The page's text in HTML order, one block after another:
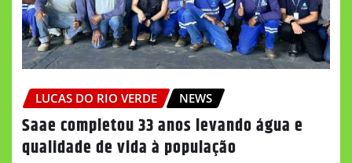
LUCAS DO RIO VERDE NEWS
Saae completou 33 anos levando água e
qualidade de vida à população